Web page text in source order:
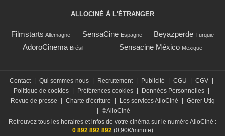
ALLOCINÉ À L'ÉTRANGER
Filmstarts Allemagne SensaCine Espagne Beyazperde Turquie
AdoroCinema Brésil Sensacine México Mexique
Contact Qui sommes-nous Recrutement Publicité CGU CGV
Politique de cookies
Préférences cookies Données Personnelles
Revue de presse
Charte d'écriture Les services AlloCiné
Gérer Utiq
©AlloCiné
Retrouvez tous les horaires et infos de votre cinéma sur le numéro AlloCiné :
0 892 892 892(0,90€/minute)